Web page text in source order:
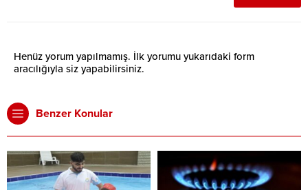
Henüz yorum yapılmamış. İlk yorumu yukarıdaki form
aracılığıyla siz yapabilirsiniz.
Benzer Konular